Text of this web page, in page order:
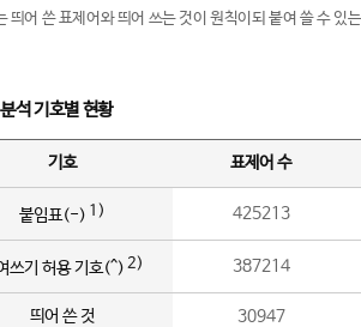
띄어 쓴 표제어와 띄어 쓰는 것이 원칙이되 붙여 쓸 수 있
석 기호별 현황
기호 표제어 수
붙임표(-) 1) 425213
쓰기 허용 기호(^) 2) 387214
띄어 쓴 것 30947